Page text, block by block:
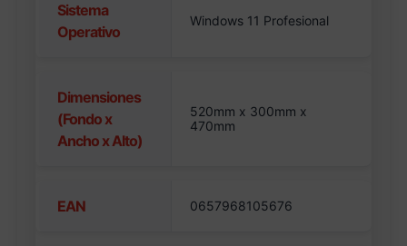
Sistema
Operativo
Windows 11 Profesional
Dimensiones
(Fondo x
Ancho x Alto)
520mm x 300mm x
470mm
EAN 0657968105676